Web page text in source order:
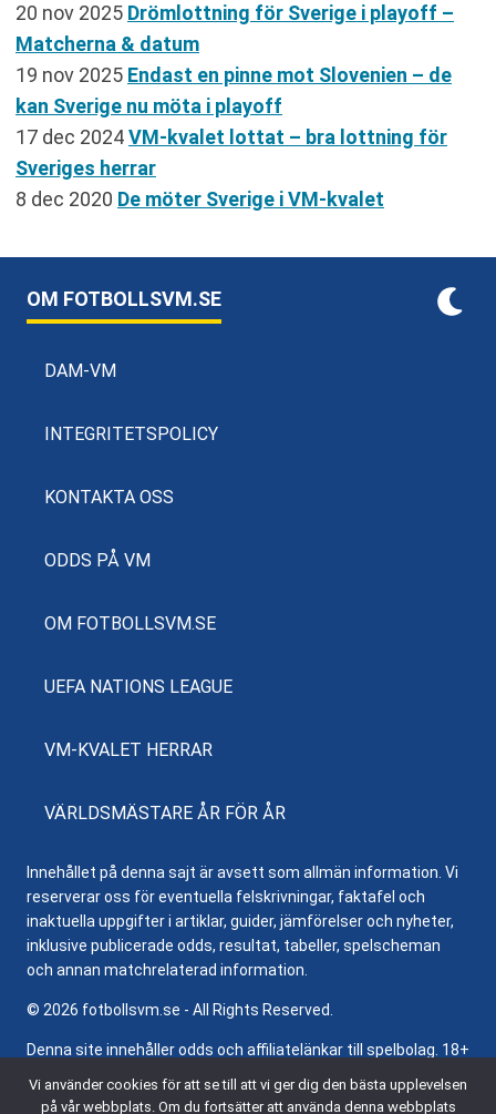
20 nov 2025 Drömlottning för Sverige i playoff –
Matcherna & datum
19 nov 2025 Endast en pinne mot Slovenien – de
kan Sverige nu möta i playoff
17 dec 2024VM-kvalet lottat – bra lottning för
Sveriges herrar
8 dec 2020 De möter Sverige i VM-kvalet
OM FOTBOLLSVM.SE
DAM-VM
INTEGRITETSPOLICY
KONTAKTA OSS
ODDS PÅ VM
OM FOTBOLLSVM.SE
UEFA NATIONS LEAGUE
VM-KVALET HERRAR
VÄRLDSMÄSTARE ÅR FÖR ÅR
Innehållet på denna sajt är avsett som allmän information. Vi
reserverar oss för eventuella felskrivningar, faktafel och
inaktuella uppgifter i artiklar, guider, jämförelser och nyheter,
inklusive publicerade odds, resultat, tabeller, spelscheman
och annan matchrelaterad information.
© 2026 fotbollsvm.se - All Rights Reserved.
Denna site innehåller odds och affiliatelänkar till spelbolag. 18+
information om ansvarsfullt spelande.
Vi använder cookies för att se till att vi ger dig den bästa upplevelsen
på vår webbplats. Om du fortsätter att använda denna webbplats